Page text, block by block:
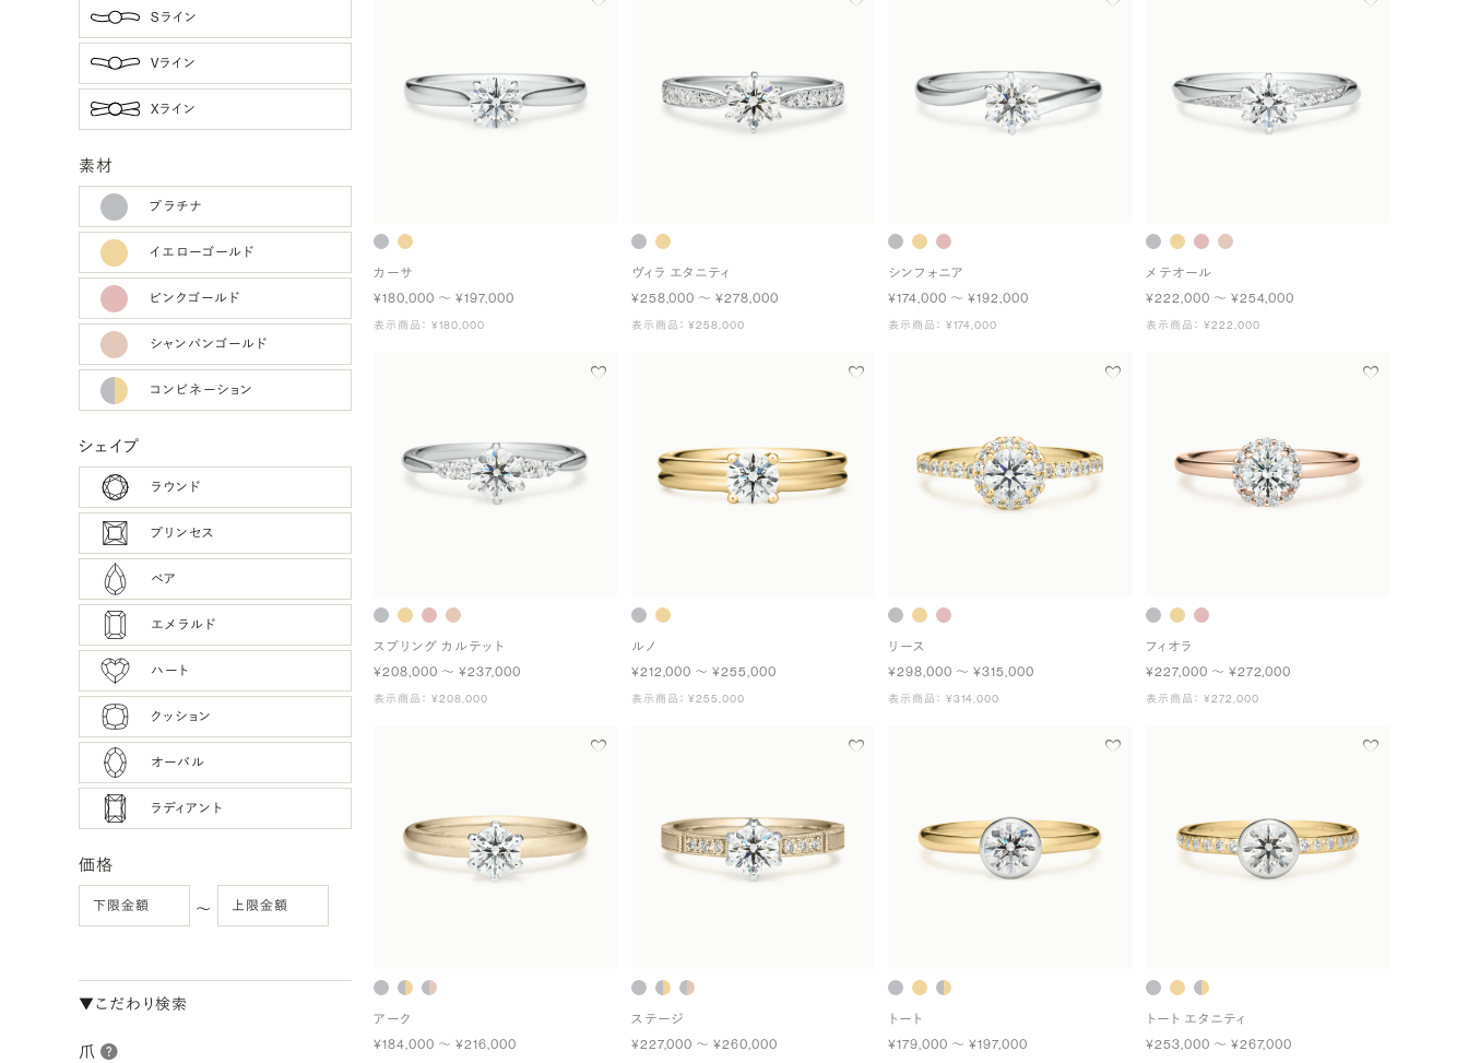
Sライン
Vライン
Xライン
素材
プラチナ
イエローゴールド
ピンクゴールド
シャンパンゴールド
コンビネーション
シェイプ
ラウンド
プリンセス
ペア
エメラルド
ハート
クッション
オーバル
ラディアント
価格
〜
▼こだわり検索
爪
カーサ
¥180,000 〜 ¥197,000
表示商品： ¥180,000
ヴィラ エタニティ
¥258,000 〜 ¥278,000
表示商品： ¥258,000
シンフォニア
¥174,000 〜 ¥192,000
表示商品： ¥174,000
メテオール
¥222,000 〜 ¥254,000
表示商品： ¥222,000
スプリング カルテット
¥208,000 〜 ¥237,000
表示商品： ¥208,000
ルノ
¥212,000 〜 ¥255,000
表示商品： ¥255,000
リース
¥298,000 〜 ¥315,000
表示商品： ¥314,000
フィオラ
¥227,000 〜 ¥272,000
表示商品： ¥272,000
アーク
¥184,000 〜 ¥216,000
ステージ
¥227,000 〜 ¥260,000
トート
¥179,000 〜 ¥197,000
トート エタニティ
¥253,000 〜 ¥267,000